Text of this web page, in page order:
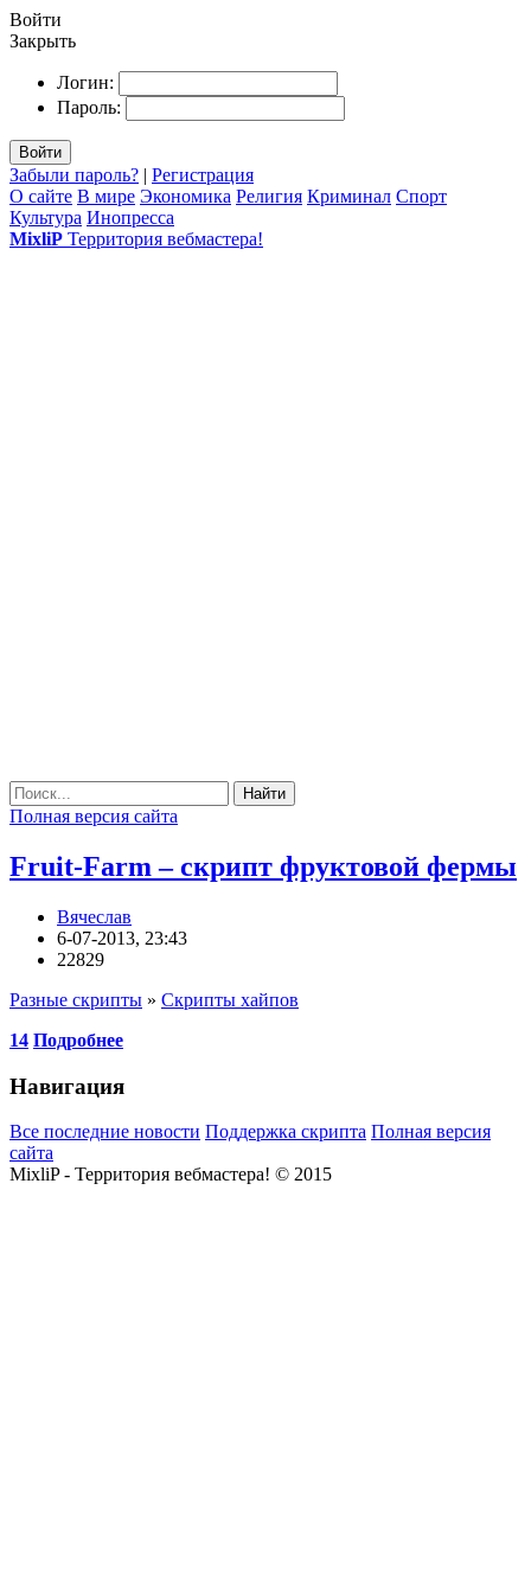
Войти
Закрыть
Логин:
Пароль:
Войти
Забыли пароль? | Регистрация
О сайте В мире Экономика Религия Криминал Спорт
Культура Инопресса
MixliP Территория вебмастера!
Найти
Полная версия сайта
Fruit-Farm – скрипт фруктовой фермы
Вячеслав
6-07-2013, 23:43
22829
Разные скрипты » Скрипты хайпов
14 Подробнее
Навигация
Все последние новости Поддержка скрипта Полная версия
сайта
MixliP - Территория вебмастера! © 2015